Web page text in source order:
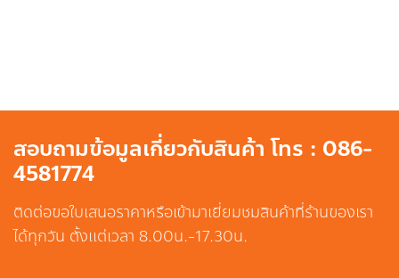
สอบถามข้อมูลเกี่ยวกับสินค้า โทร : 086-
4581774
ติดต่อขอใบเสนอราคาหรือเข้ามาเยี่ยมชมสินค้าที่ร้านของเรา
ได้ทุกวัน ตั้งแต่เวลา 8.00น.-17.30น.